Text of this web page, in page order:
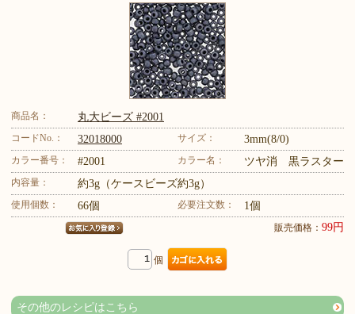
商品名： 丸大ビーズ #2001
コードNo.： 32018000 サイズ： 3mm(8/0)
カラー番号： #2001 カラー名： ツヤ消 黒ラスター
内容量： 約3g（ケースビーズ約3g）
使用個数： 66個 必要注文数： 1個
販売価格： 99円
個
その他のレシピはこちら